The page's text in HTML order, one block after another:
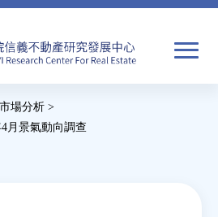
場分析 >
4月景氣動向調查